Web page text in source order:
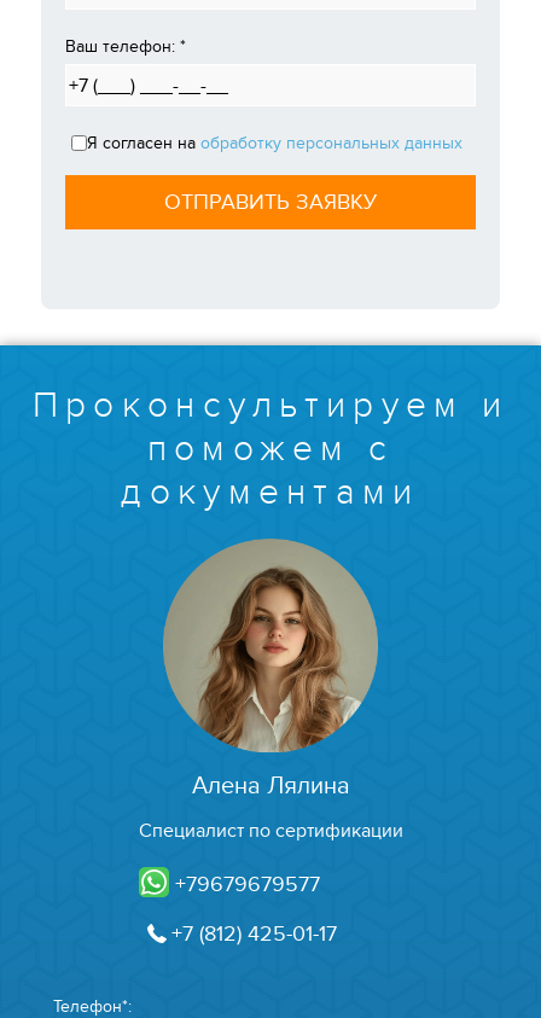
Ваш телефон: *
Я согласен на обработку персональных данных
Проконсультируем и
поможем с
документами
Алена Лялина
Специалист по сертификации
+79679679577
+7 (812) 425-01-17
Телефон*: